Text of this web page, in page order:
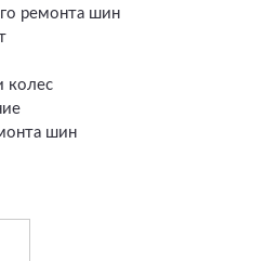
ремонта шин
колес
шин